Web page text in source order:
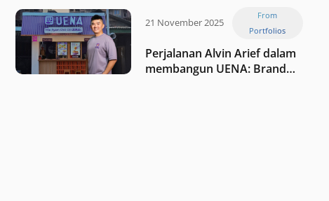
perdagangan
21 November 2025
From
Portfolios
Perjalanan Alvin Arief dalam
membangun UENA : Brand